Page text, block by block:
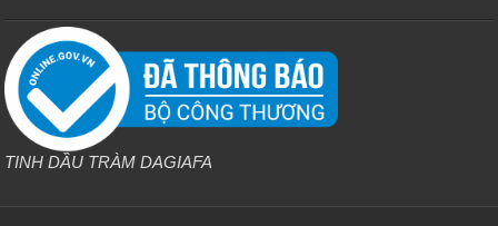
TINH DẦU TRÀM DAGIAFA